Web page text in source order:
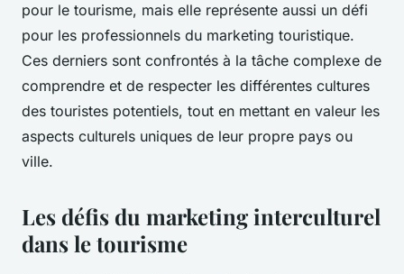
pour le tourisme, mais elle représente aussi un défi
pour les professionnels du marketing touristique.
Ces derniers sont confrontés à la tâche complexe de
comprendre et de respecter les différentes cultures
des touristes potentiels, tout en mettant en valeur les
aspects culturels uniques de leur propre pays ou
ville.
Les défis du marketing interculturel
dans le tourisme